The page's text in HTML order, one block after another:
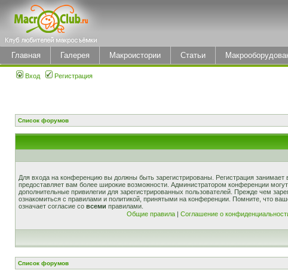
Главная Галерея Макроистории Статьи
Вход Регистрация
Список форумов
Для входа на конференцию вы должны быть зарегистрированы. Регистрация занимает
предоставляет вам более широкие возможности. Администратором конференции
дополнительные привилегии для зарегистрированных пользователей. Прежде чем
ознакомиться с правилами и политикой, принятыми на конференции. Помните, что
означает согласие со всеми правилами.
Общие правила| Соглашение о
Список форумов